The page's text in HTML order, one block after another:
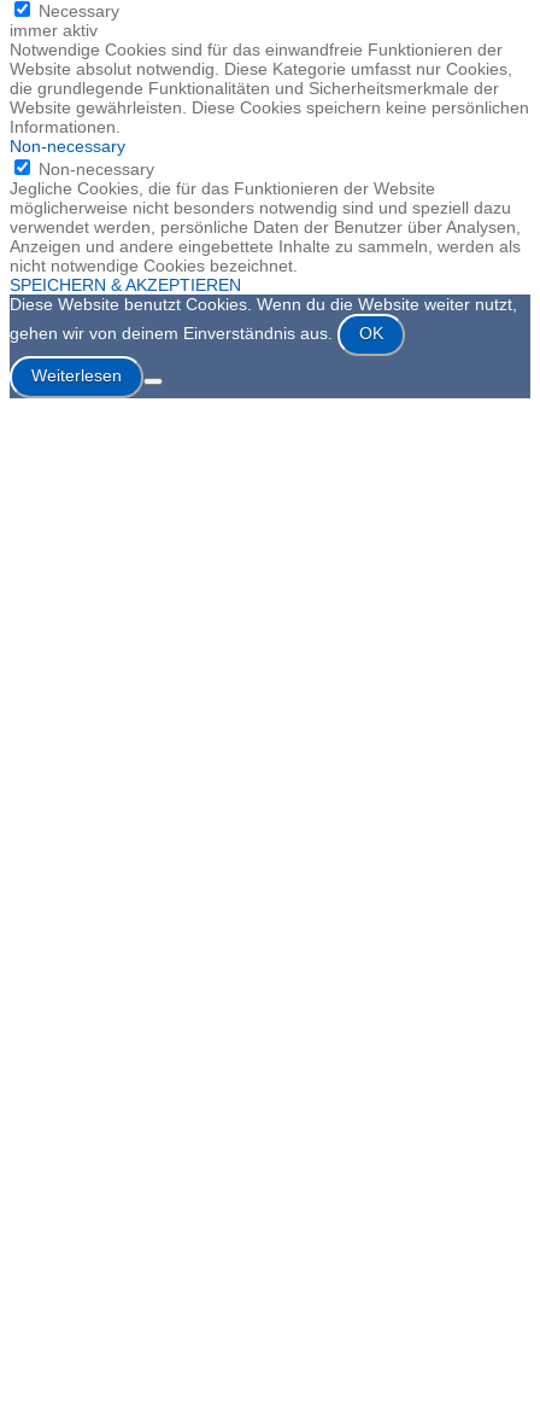
Necessary
immer aktiv
Notwendige Cookies sind für das einwandfreie Funktionieren der
Website absolut notwendig. Diese Kategorie umfasst nur Cookies,
die grundlegende Funktionalitäten und Sicherheitsmerkmale der
Website gewährleisten. Diese Cookies speichern keine persönlichen
Informationen.
Non-necessary
Non-necessary
Jegliche Cookies, die für das Funktionieren der Website
möglicherweise nicht besonders notwendig sind und speziell dazu
verwendet werden, persönliche Daten der Benutzer über Analysen,
Anzeigen und andere eingebettete Inhalte zu sammeln, werden als
nicht notwendige Cookies bezeichnet.
SPEICHERN & AKZEPTIEREN
Diese Website benutzt Cookies. Wenn du die Website weiter nutzt,
gehen wir von deinem Einverständnis aus.
OK
Weiterlesen